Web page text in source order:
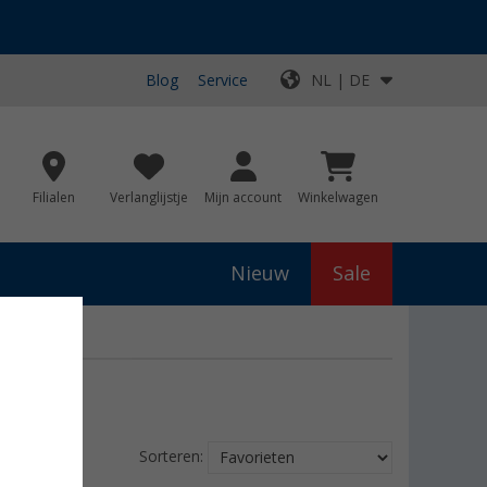
Blog Service NL | DE
Filialen Verlanglijstje Mijn account Winkelwagen
Nieuw Sale
Sorteren: